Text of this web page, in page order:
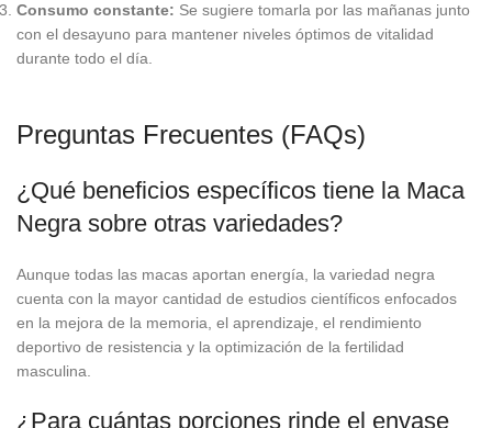
Consumo constante: Se sugiere tomarla por las mañanas junto
con el desayuno para mantener niveles óptimos de vitalidad
durante todo el día.
Preguntas Frecuentes (FAQs)
¿Qué beneficios específicos tiene la Maca
Negra sobre otras variedades?
Aunque todas las macas aportan energía, la variedad negra
cuenta con la mayor cantidad de estudios científicos enfocados
en la mejora de la memoria, el aprendizaje, el rendimiento
deportivo de resistencia y la optimización de la fertilidad
masculina.
¿Para cuántas porciones rinde el envase